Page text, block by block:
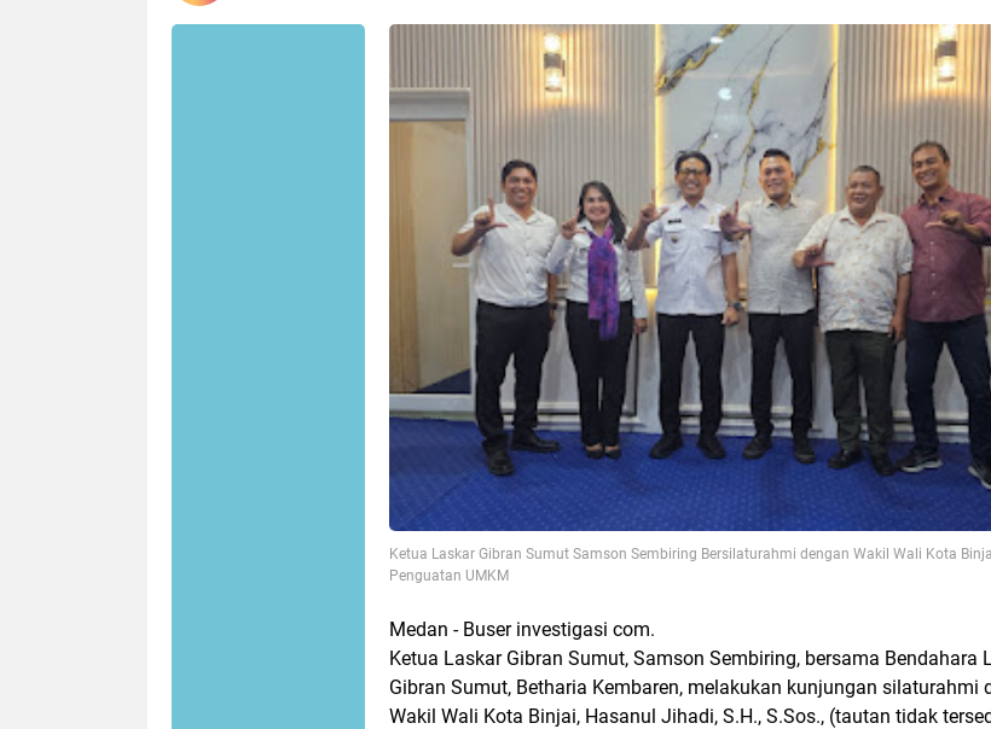
Ketua Laskar Gibran Sumut Samson Sembiring Bersilaturahmi dengan Wakil Wali Kota
Penguatan UMKM
Medan - Buser investigasi com.
Ketua Laskar Gibran Sumut, Samson Sembiring, bersama Bendahara
Gibran Sumut, Betharia Kembaren, melakukan kunjungan silaturahmi
Wakil Wali Kota Binjai, Hasanul Jihadi, S.H., S.Sos., (tautan tidak